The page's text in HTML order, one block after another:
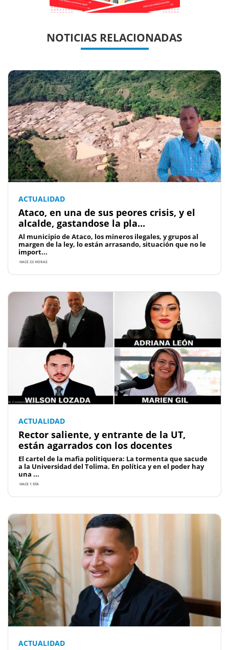
NOTICIAS RELACIONADAS
ACTUALIDAD
Ataco, en una de sus peores crisis, y el
alcalde, gastandose la pla...
Al municipio de Ataco, los mineros ilegales, y grupos al
margen de la ley, lo están arrasando, situación que no le
import...
HACE 23 HORAS
ACTUALIDAD
Rector saliente, y entrante de la UT,
están agarrados con los docentes
El cartel de la mafia politiquera: La tormenta que sacude
a la Universidad del Tolima. En política y en el poder hay
una ...
HACE 1 DÍA
ACTUALIDAD